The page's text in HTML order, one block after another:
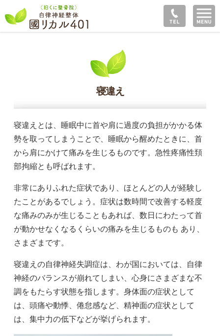
寝違え
寝違えとは、睡眠中に首や肩に過度の負担がかかる体
勢を取ってしまうことで、睡眠から醒めたときに、首
から肩にかけて痛みを生じるものです。急性疼痛性頚
部拘縮とも呼ばれます。
非常にありふれた症状であり、ほとんどの人が経験し
たことがあるでしょう。症状は数時間で改善する軽度
な痛みのみが生じることもあれば、数日にわたって首
が動かせなくなるくらいの痛みを生じるものも あり、
さまざまです。
寝違えの自律神経失調症は、わが国においては、自律
神経のバランスが崩れてしまい、心身にさまざまな不
調をもたらす状態を指します。身体面の症状として
は、頭痛や動悸、倦怠感など、精神面の症状として
は、集中力の低下などが挙げられます。